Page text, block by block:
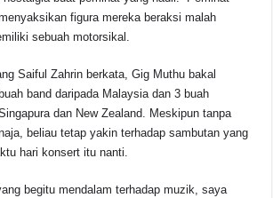
figura mereka beraksi malah
sebuah motorsikal.
Saiful Zahrin berkata, Gig Muthu bakal
band daripada Malaysia dan 3 buah
dan New Zealand. Meskipun tanpa
beliau tetap yakin terhadap sambutan yang
hari konsert itu nanti.
begitu mendalam terhadap muzik, saya